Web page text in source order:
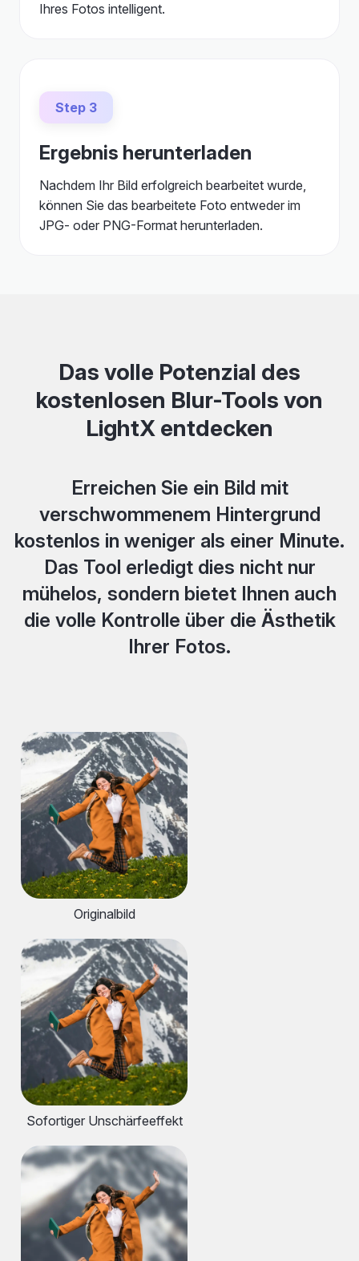
Ihres Fotos intelligent.
Step 3
Ergebnis herunterladen
Nachdem Ihr Bild erfolgreich bearbeitet wurde,
können Sie das bearbeitete Foto entweder im
JPG- oder PNG-Format herunterladen.
Das volle Potenzial des
kostenlosen Blur-Tools von
LightX entdecken
Erreichen Sie ein Bild mit
verschwommenem Hintergrund
kostenlos in weniger als einer Minute.
Das Tool erledigt dies nicht nur
mühelos, sondern bietet Ihnen auch
die volle Kontrolle über die Ästhetik
Ihrer Fotos.
Originalbild
Sofortiger Unschärfeeffekt